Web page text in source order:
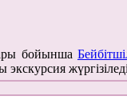
бойынша
экскурсия